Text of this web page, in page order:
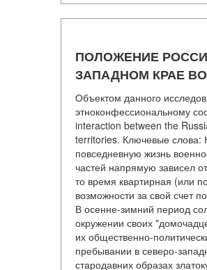
ПОЛОЖЕНИЕ
ЗАПАДНОМ КРАЕ
Объектом данного
этноконфессиональному
interaction between the
territories. Ключевые слова:
повседневную жизнь
частей напрямую зависел
то время квартирная (или
возможности за свой счет
В осенне-зимний период
окружении своих
их общественно-
пребывании в северо-
стародавних образах